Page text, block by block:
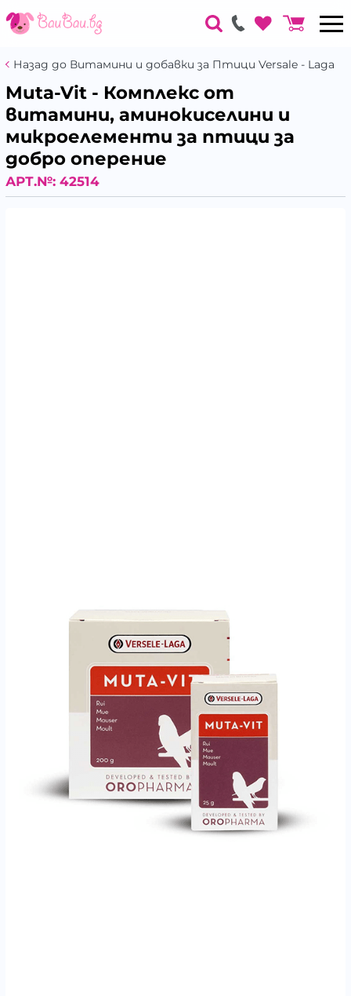
Назад до Витамини и добавки за Птици Versale - Laga
Muta-Vit - Комплекс от
витамини, аминокиселини и
микроелементи за птици за
добро оперение
АРТ.№: 42514